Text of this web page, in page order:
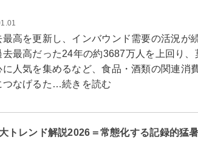
高を更新し、インバウンド需要の活況が
最高だった24年の約3687万人を上回り、
人気を集めるなど、食品・酒類の関連消
つなげるた…続きを読む
トレンド解説2026＝常態化する記録的